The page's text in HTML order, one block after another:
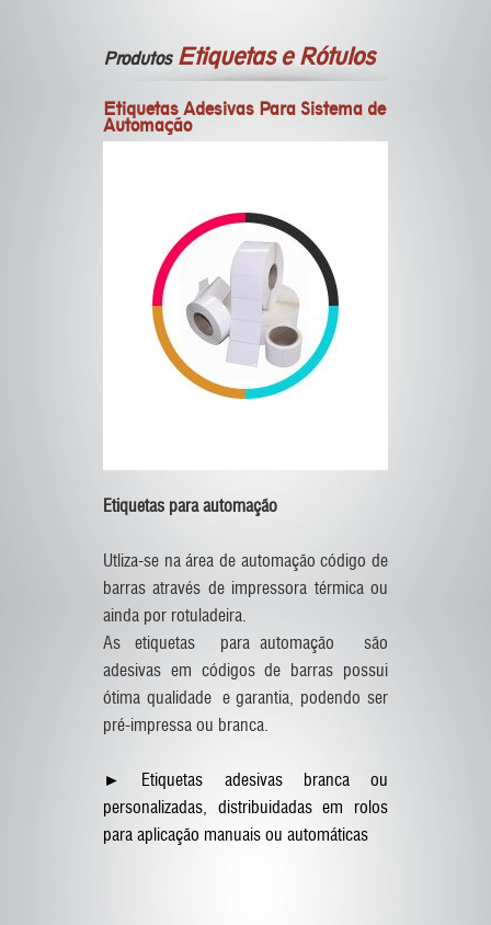
Produtos Etiquetas e Rótulos
Etiquetas Adesivas Para Sistema de
Automação
Etiquetas para automação
Utliza-se na área de automação código de
barras através de impressora térmica ou
ainda por rotuladeira.
As etiquetas para automação são
adesivas em códigos de barras possui
ótima qualidade e garantia, podendo ser
pré-impressa ou branca.
► Etiquetas adesivas branca ou
personalizadas, distribuidadas em rolos
para aplicação manuais ou automáticas